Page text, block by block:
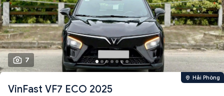
7
Hải Phòng
VinFast VF7 ECO 2025